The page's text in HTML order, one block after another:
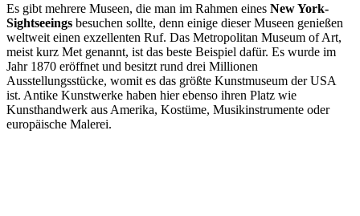
Es gibt mehrere Museen, die man im Rahmen eines New York-
Sightseeings besuchen sollte, denn einige dieser Museen genießen
weltweit einen exzellenten Ruf. Das Metropolitan Museum of Art,
meist kurz Met genannt, ist das beste Beispiel dafür. Es wurde im
Jahr 1870 eröffnet und besitzt rund drei Millionen
Ausstellungsstücke, womit es das größte Kunstmuseum der USA
ist. Antike Kunstwerke haben hier ebenso ihren Platz wie
Kunsthandwerk aus Amerika, Kostüme, Musikinstrumente oder
europäische Malerei.